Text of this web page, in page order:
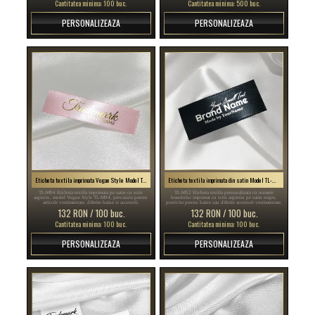
Cantitatea minima: 100 buc.
PERSONALIZEAZA
Cantitatea minima: 500 buc.
PERSONALIZEAZA
Eticheta textila imprimata Vogue Style Model TL-M94
TL-M94 Eticheta textila imprimata pe satin cu scris
argintiu, model Vogue Style TL-M94, prevazuta pentru
articole vestimentare, diferite haine si accesorii.
132 RON / 100 buc.
Cantitatea minima: 100 buc.
PERSONALIZEAZA
Eticheta textila imprimata din satin Model TL-M52
TL-M52 Eticheta textila personalizata cu numele
brandului imprimat cu scris argintiu pe satin negru,
potrivita pentru haine sau diferite accesorii vestimentare.
132 RON / 100 buc.
Cantitatea minima: 100 buc.
PERSONALIZEAZA